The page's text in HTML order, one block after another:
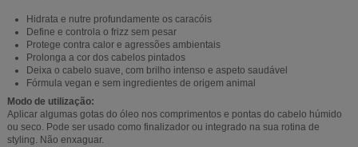
Hidrata e nutre profundamente os caracóis
Define e controla o frizz sem pesar
Protege contra calor e agressões ambientais
Prolonga a cor dos cabelos pintados
Deixa o cabelo suave, com brilho intenso e aspeto saudável
Fórmula vegan e sem ingredientes de origem animal
Modo de utilização:
Aplicar algumas gotas do óleo nos comprimentos e pontas do cabelo húmido
ou seco. Pode ser usado como finalizador ou integrado na sua rotina de
styling. Não enxaguar.